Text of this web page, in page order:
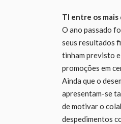
TI entre os
O ano passado
seus resultados
tinham previsto
promoções em
Ainda que o
apresentam-se
de motivar o
despedimentos